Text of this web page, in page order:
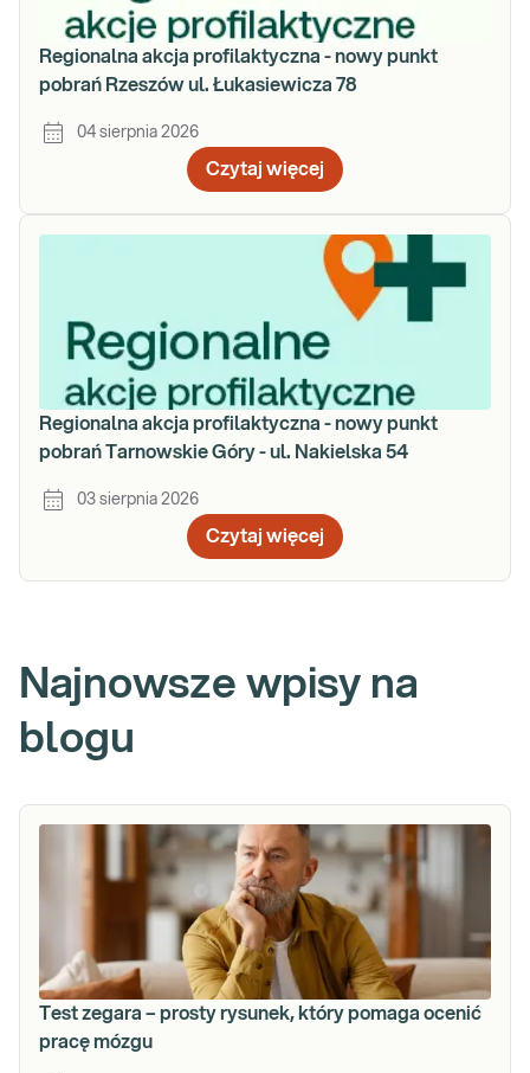
Regionalna akcja profilaktyczna - nowy punkt
pobrań Rzeszów ul. Łukasiewicza 78
04 sierpnia 2026
Czytaj więcej
Regionalna akcja profilaktyczna - nowy punkt
pobrań Tarnowskie Góry - ul. Nakielska 54
03 sierpnia 2026
Czytaj więcej
Najnowsze wpisy na
blogu
Test zegara – prosty rysunek, który pomaga ocenić
pracę mózgu